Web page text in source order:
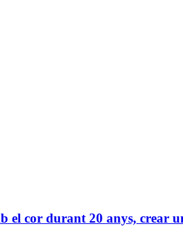
el cor durant 20 anys, crear